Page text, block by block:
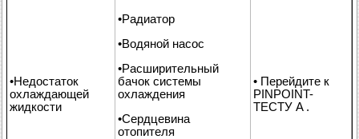
•Недостаток
охлаждающей
жидкости
•Радиатор
•Водяной насос
•Расширительный
бачок системы
охлаждения
•Сердцевина
отопителя
• Перейдите к
PINPOINT-
ТЕСТУ A .